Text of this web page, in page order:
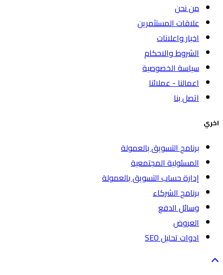
من نحن
علاقات المستثمرين
اخبار واعلانات
الشروط والاحكام
سياسة الخصوصية
اعمالنا - عملائنا
اتصل بنا
اخري
برنامج التسويق بالعمولة
المسئولية المجتمعية
إدارة حساب التسويق بالعمولة
برنامج الشركاء
وسائل الدفع
العروض
ادوات تحليل SEO